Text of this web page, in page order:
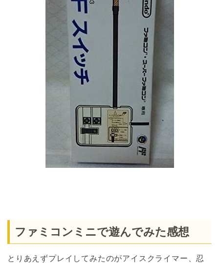
ファミコンミニで遊んでみた感想
とりあえずプレイしてみたのがアイスクライマー、忍